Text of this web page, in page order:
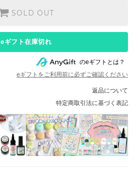
SOLD OUT
eギフト在庫切れ
のeギフトとは？
eギフトをご利用前に必ずご確認ください
返品について
特定商取引法に基づく表記